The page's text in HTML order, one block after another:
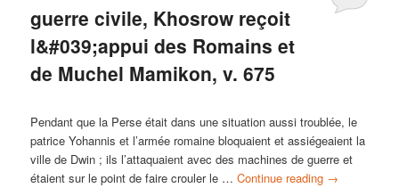
guerre civile, Khosrow reçoit
l&#039;appui des Romains et
de Muchel Mamikon, v. 675
Pendant que la Perse était dans une situation aussi troublée, le
patrice Yohannis et l’armée romaine bloquaient et assiégeaient la
ville de Dwin ; ils l’attaquaient avec des machines de guerre et
étaient sur le point de faire crouler le …Continue reading →